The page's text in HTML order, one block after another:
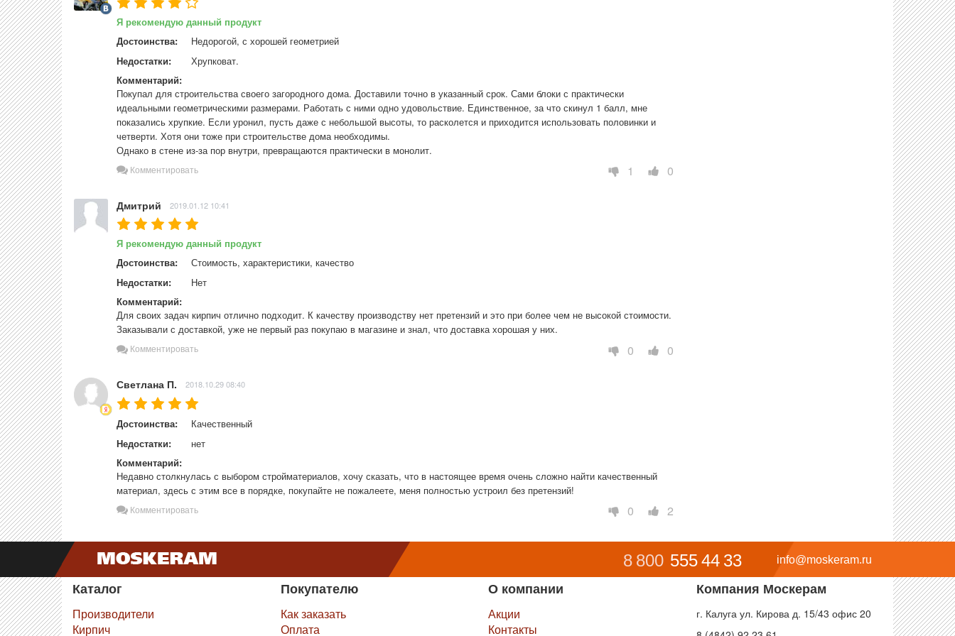
Я рекомендую данный продукт
Достоинства:
Недорогой, с хорошей геометрией
Недостатки:
Хрупковат.
Комментарий:
Покупал для строительства своего загородного дома. Доставили точно в указанный срок. Сами блоки с практически
идеальными геометрическими размерами. Работать с ними одно удовольствие. Единственное, за что скинул 1 балл, мне
показались хрупкие. Если уронил, пусть даже с небольшой высоты, то расколется и приходится использовать половинки и
четверти. Хотя они тоже при строительстве дома необходимы.
Однако в стене из-за пор внутри, превращаются практически в монолит.
Комментировать 1 0
Дмитрий 2019.01.12 10:41
Я рекомендую данный продукт
Достоинства:
Стоимость, характеристики, качество
Недостатки:
Нет
Комментарий:
Для своих задач кирпич отлично подходит. К качеству производству нет претензий и это при более чем не высокой стоимости.
Заказывали с доставкой, уже не первый раз покупаю в магазине и знал, что доставка хорошая у них.
Комментировать 0 0
Светлана П. 2018.10.29 08:40
Достоинства:
Качественный
Недостатки:
нет
Комментарий:
Недавно столкнулась с выбором стройматериалов, хочу сказать, что в настоящее время очень сложно найти качественный
материал, здесь с этим все в порядке, покупайте не пожалеете, меня полностью устроил без претензий!
Комментировать 0 2
info@moskeram.ru
8 800 555 44 33
Каталог
Производители
Кирпич
Покупателю
Как заказать
Оплата
О компании
Акции
Контакты
Компания Москерам
г. Калуга ул. Кирова д. 15/43 офис 20